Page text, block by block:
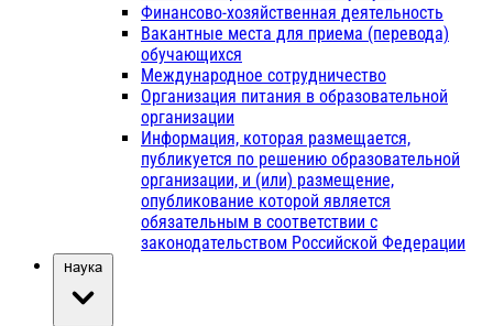
Финансово-хозяйственная деятельность
Вакантные места для приема (перевода)
обучающихся
Международное сотрудничество
Организация питания в образовательной
организации
Информация, которая размещается,
публикуется по решению образовательной
организации, и (или) размещение,
опубликование которой является
обязательным в соответствии с
законодательством Российской Федерации
Наука